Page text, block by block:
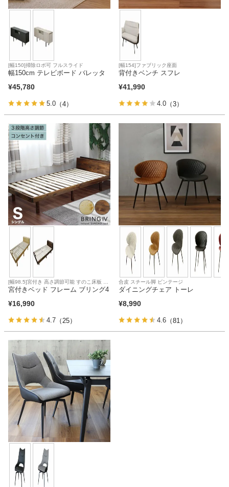
[幅150]掃除ロボ可 フルスライド
幅150cm テレビボード バレッタ
¥45,780
5.0 （4）
[幅154]ファブリック座面
背付きベンチ スフレ
¥41,990
4.0 （3）
[幅98.5]宮付き 高さ調節可能 すのこ床板 敷
き布団使用可 コイルマットレス対応
宮付きベッド フレーム ブリング4
¥16,990
4.7 （25）
合皮 スチール脚 ビンテージ
ダイニングチェア トーレ
¥8,990
4.6 （81）